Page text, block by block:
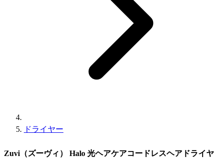
ドライヤー
Zuvi（ズーヴィ） Halo 光ヘアケアコードレスヘアドライヤ